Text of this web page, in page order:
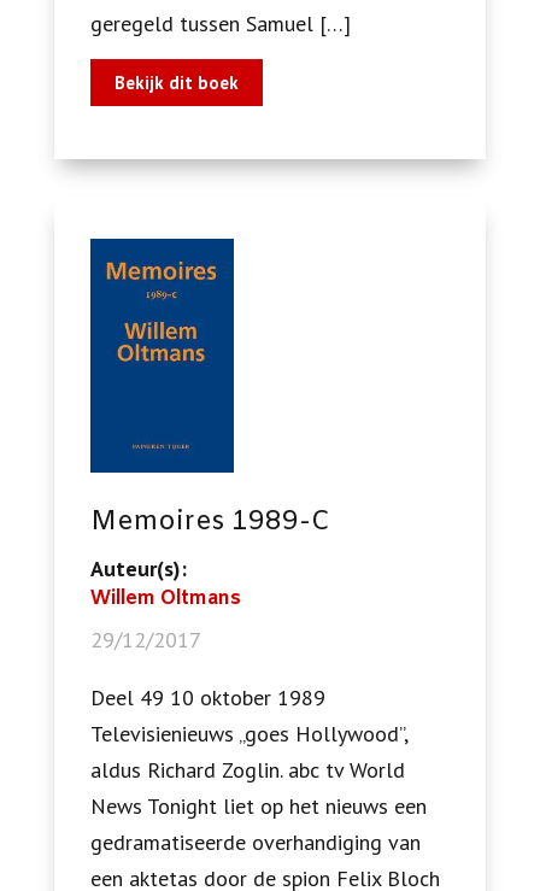
geregeld tussen Samuel […]
Bekijk dit boek
Memoires 1989-C
Auteur(s):
Willem Oltmans
29/12/2017
Deel 49 10 oktober 1989
Televisienieuws „goes Hollywood”,
aldus Richard Zoglin. abc tv World
News Tonight liet op het nieuws een
gedramatiseerde overhandiging van
een aktetas door de spion Felix Bloch